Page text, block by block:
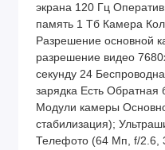
экрана 120 Гц
память 1 Тб Камера
Разрешение основной
разрешение видео
секунду 24
зарядка Есть Обратная
Модули камеры
стабилизация);
Телефото (64 Мп, f/2.6,